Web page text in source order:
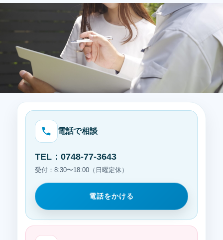
CONTACT
お気軽にご相談ください。
電話で相談
TEL：0748-77-3643
受付：8:30〜18:00（日曜定休）
電話をかける